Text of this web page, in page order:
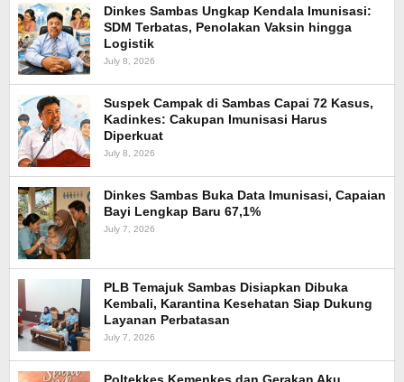
Dinkes Sambas Ungkap Kendala Imunisasi:
SDM Terbatas, Penolakan Vaksin hingga
Logistik
July 8, 2026
Suspek Campak di Sambas Capai 72 Kasus,
Kadinkes: Cakupan Imunisasi Harus
Diperkuat
July 8, 2026
Dinkes Sambas Buka Data Imunisasi, Capaian
Bayi Lengkap Baru 67,1%
July 7, 2026
PLB Temajuk Sambas Disiapkan Dibuka
Kembali, Karantina Kesehatan Siap Dukung
Layanan Perbatasan
July 7, 2026
Poltekkes Kemenkes dan Gerakan Aku